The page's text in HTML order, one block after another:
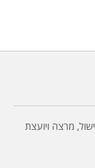
מרצה ויועצת